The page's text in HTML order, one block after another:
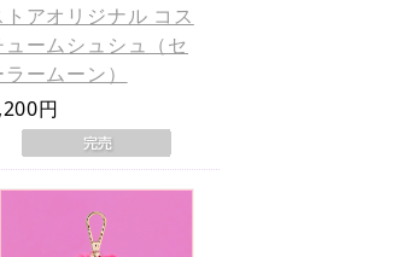
トアオリジナル コス
ュームシュシュ（セ
ラームーン）
円